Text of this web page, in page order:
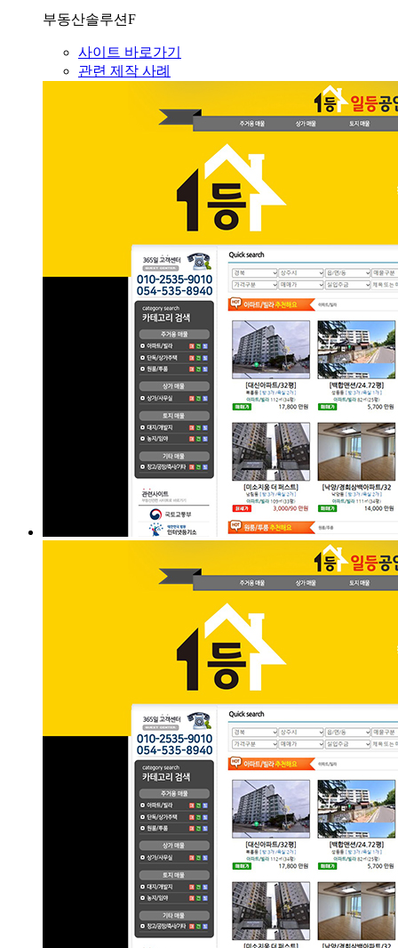
부동산솔루션F
사이트 바로가기
관련 제작 사례